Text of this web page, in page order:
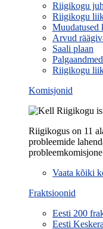
Riigikogu
Riigikogu
Muudatused
Arvud
Saali plaan
Palgaandmed
Riigikogu
Komisjonid
Riigikogus on 11
probleemide
Vaata kõiki
Fraktsioonid
Eesti 200
Eesti